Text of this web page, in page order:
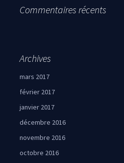
Commentaires récents
Archives
mars 2017
février 2017
janvier 2017
décembre 2016
novembre 2016
octobre 2016